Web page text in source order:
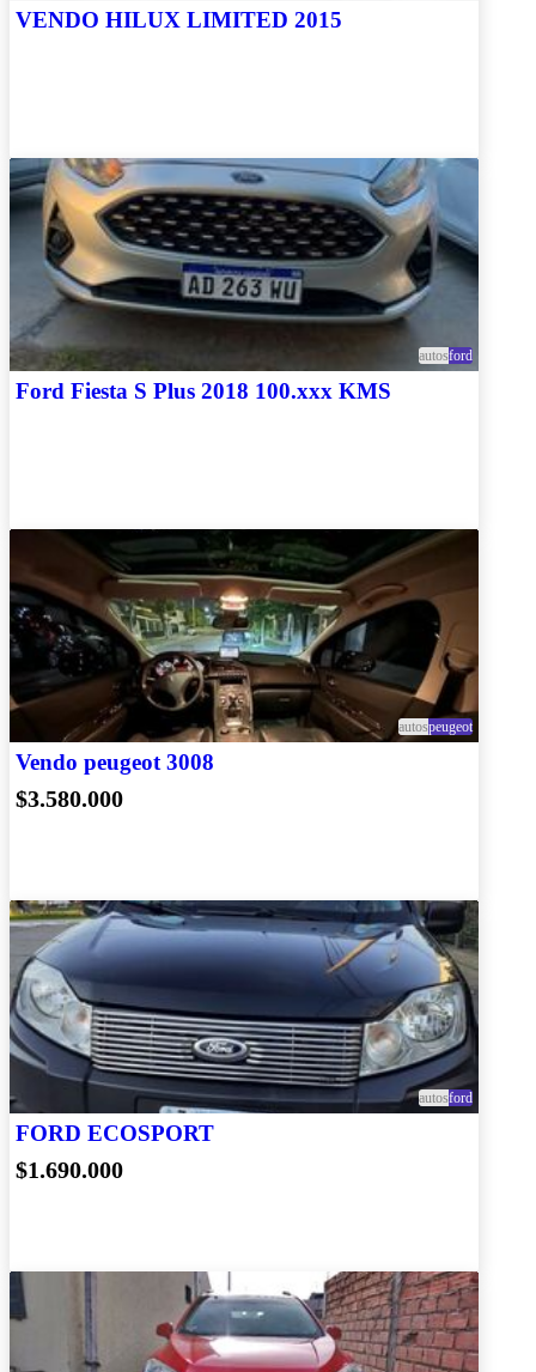
VENDO HILUX LIMITED 2015
autosford
Ford Fiesta S Plus 2018 100.xxx KMS
autospeugeot
Vendo peugeot 3008
$3.580.000
autosford
FORD ECOSPORT
$1.690.000